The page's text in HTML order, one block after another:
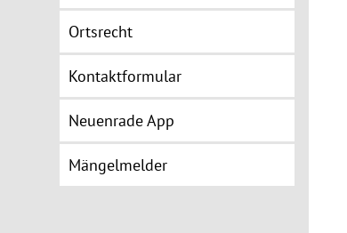
Ortsrecht
Kontaktformular
Neuenrade App
Mängelmelder